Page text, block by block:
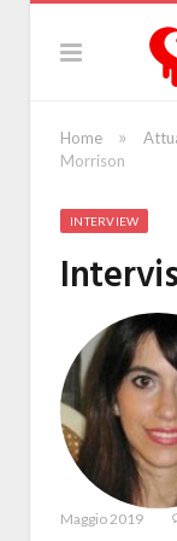
Home »
Morrison
INTERVIEW
Maggio 2019